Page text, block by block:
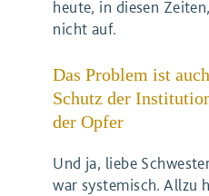
heute, in diesen
nicht auf.
Das Problem ist
Schutz der
der Opfer
Und ja, liebe
war systemisch. Allzu